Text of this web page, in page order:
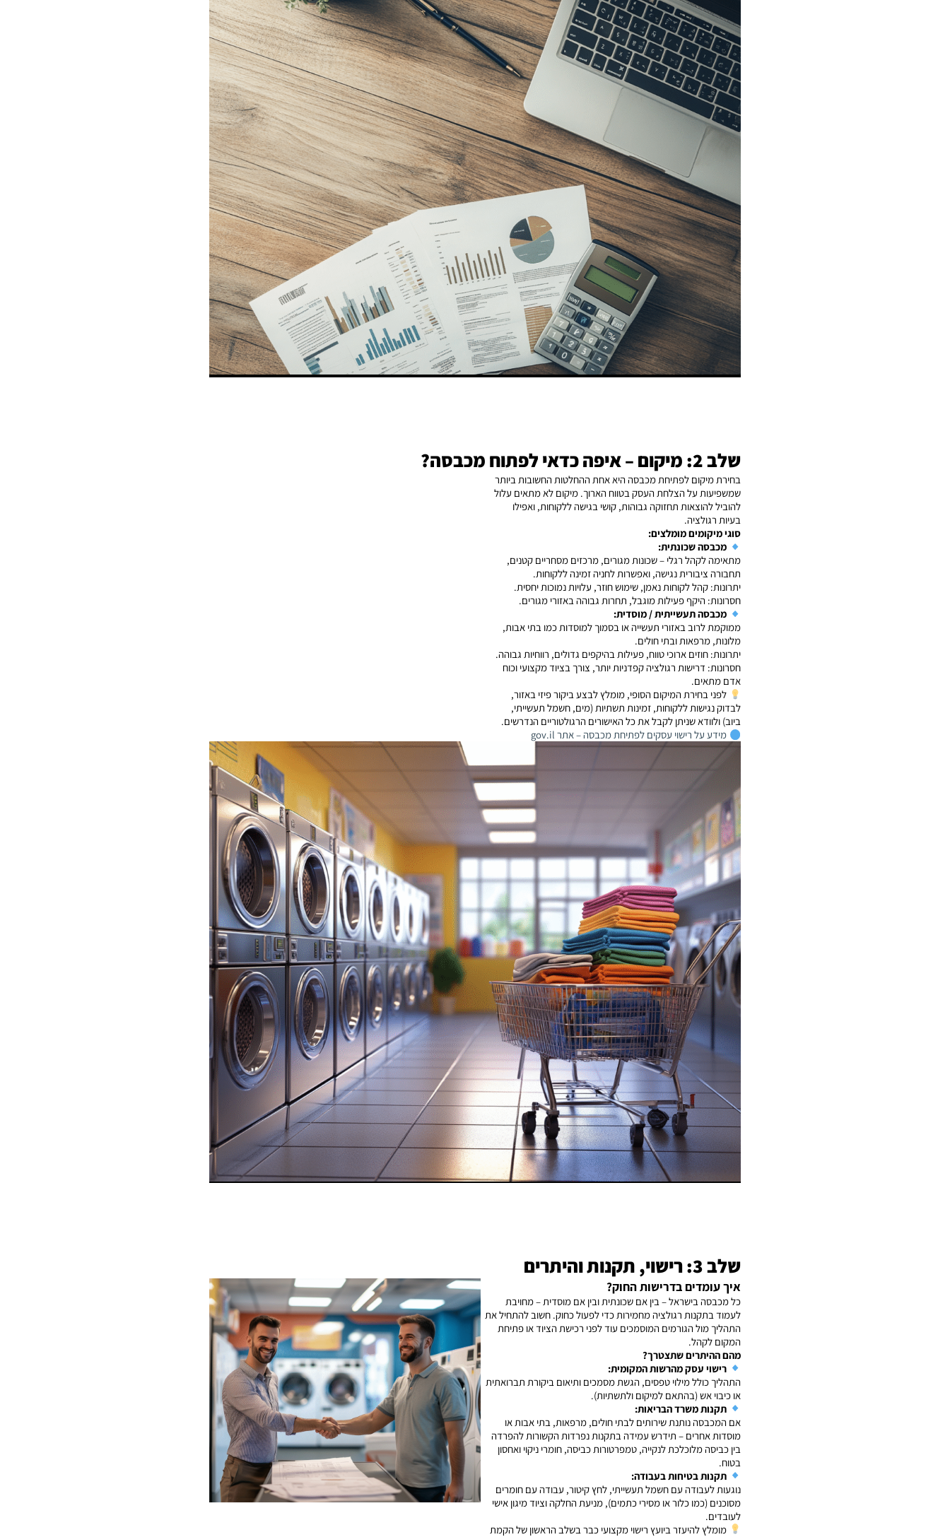
שלב 2: מיקום – איפה כדאי לפתוח מכבסה?
בחירת מיקום לפתיחת מכבסה היא אחת ההחלטות החשובות ביותר
שמשפיעות על הצלחת העסק בטווח הארוך. מיקום לא מתאים עלול
להוביל להוצאות תחזוקה גבוהות, קושי בגישה ללקוחות, ואפילו
בעיות רגולציה.
סוגי מיקומים מומלצים:
מכבסה שכונתית:
מתאימה לקהל רגלי – שכונות מגורים, מרכזים מסחריים קטנים,
תחבורה ציבורית נגישה, ואפשרות לחניה זמינה ללקוחות.
יתרונות: קהל לקוחות נאמן, שימוש חוזר, עלויות נמוכות יחסית.
חסרונות: היקף פעילות מוגבל, תחרות גבוהה באזורי מגורים.
מכבסה תעשייתית / מוסדית:
ממוקמת לרוב באזורי תעשייה או בסמוך למוסדות כמו בתי אבות,
מלונות, מרפאות ובתי חולים.
יתרונות: חוזים ארוכי טווח, פעילות בהיקפים גדולים, רווחיות גבוהה.
חסרונות: דרישות רגולציה קפדניות יותר, צורך בציוד מקצועי וכוח
אדם מתאים.
לפני בחירת המיקום הסופי, מומלץ לבצע ביקור פיזי באזור,
לבדוק נגישות ללקוחות, זמינות תשתיות (מים, חשמל תעשייתי,
ביוב) ולוודא שניתן לקבל את כל האישורים הרגולטוריים הנדרשים.
מידע על רישוי עסקים לפתיחת מכבסה – אתר gov.il
שלב 3: רישוי, תקנות והיתרים
איך עומדים בדרישות החוק?
כל מכבסה בישראל – בין אם שכונתית ובין אם מוסדית – מחויבת
לעמוד בתקנות רגולציה מחמירות כדי לפעול כחוק. חשוב להתחיל את
התהליך מול הגורמים המוסמכים עוד לפני רכישת הציוד או פתיחת
המקום לקהל.
מהם ההיתרים שתצטרך?
רישוי עסק מהרשות המקומית:
התהליך כולל מילוי טפסים, הגשת מסמכים ותיאום ביקורת תברואתית
או כיבוי אש (בהתאם למיקום ולתשתיות).
תקנות משרד הבריאות:
אם המכבסה נותנת שירותים לבתי חולים, מרפאות, בתי אבות או
מוסדות אחרים – תידרש עמידה בתקנות נפרדות הקשורות להפרדה
בין כביסה מלוכלכת לנקייה, טמפרטורות כביסה, חומרי ניקוי ואחסון
בטוח.
תקנות בטיחות בעבודה:
נוגעות לעבודה עם חשמל תעשייתי, לחץ קיטור, עבודה עם חומרים
מסוכנים (כמו כלור או מסירי כתמים), מניעת החלקה וציוד מיגון אישי
לעובדים.
מומלץ להיעזר ביועץ רישוי מקצועי כבר בשלב הראשון של הקמת